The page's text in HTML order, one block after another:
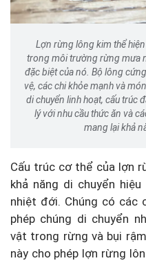
Lợn rừng lông kim thể
trong môi trường rừng mưa
đặc biệt của nó. Bộ lông
vệ, các chi khỏe mạnh và
di chuyển linh hoạt, cấu trúc
lý với nhu cầu thức ăn và
mang lại khả
Cấu trúc cơ thể của lợn
khả năng di chuyển
nhiệt đới. Chúng có các
phép chúng di chuyển
vật trong rừng và bụi
này cho phép lợn rừng